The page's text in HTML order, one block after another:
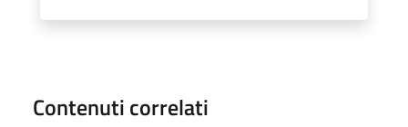
Contenuti correlati